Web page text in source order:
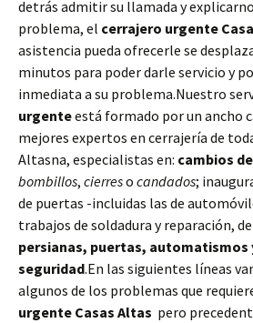
detrás admitir su llamada y
problema, el cerrajero urgente
asistencia pueda ofrecerle se
minutos para poder darle servicio y
inmediata a su problema.Nuestro
urgenteestá formado por un ancho
mejores expertos en cerrajería de
Altasna, especialistas en: cambios de
bombillos, cierreso candados;
de puertas -incluidas las de
trabajos de soldadura y reparación, de
persianas, puertas, automatismos
seguridad.En las siguientes líneas
algunos de los problemas que
urgente Casas Altas pero